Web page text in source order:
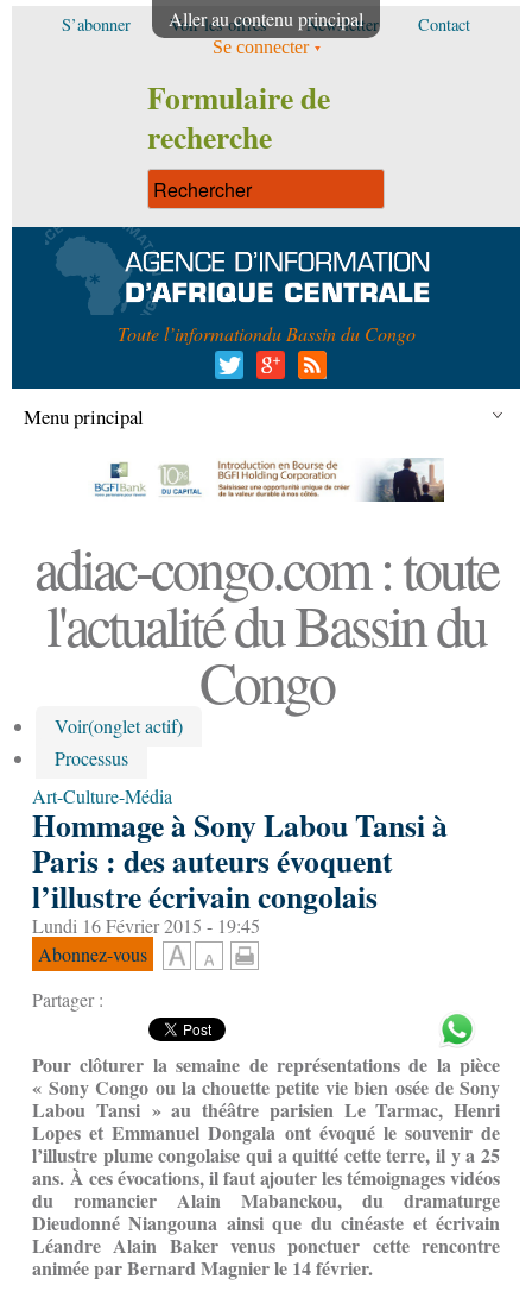
Aller au contenu principal
S’abonner Voir les offres Newsletter Contact
Se connecter
Formulaire de
recherche
Toute l’informationdu Bassin du Congo
Menu principal
adiac-congo.com : toute
l'actualité du Bassin du
Congo
Voir(onglet actif)
Processus
Art-Culture-Média
Hommage à Sony Labou Tansi à
Paris : des auteurs évoquent
l’illustre écrivain congolais
Lundi 16 Février 2015 - 19:45
Abonnez-vous
Partager :
Pour clôturer la semaine de représentations de la pièce
« Sony Congo ou la chouette petite vie bien osée de Sony
Labou Tansi » au théâtre parisien Le Tarmac, Henri
Lopes et Emmanuel Dongala ont évoqué le souvenir de
l’illustre plume congolaise qui a quitté cette terre, il y a 25
ans. À ces évocations, il faut ajouter les témoignages vidéos
du romancier Alain Mabanckou, du dramaturge
Dieudonné Niangouna ainsi que du cinéaste et écrivain
Léandre Alain Baker venus ponctuer cette rencontre
animée par Bernard Magnier le 14 février.